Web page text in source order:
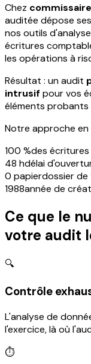
Chez
auditée dépose
nos outils
écritures
les opérations à
Résultat : un audit
intrusif pour vos
éléments probants
Notre approche en
100 %des écritures
48 hdélai
0 papierdossier de
1988année de
Ce que le
votre audit
🔍
Contrôle
L'analyse de
l'exercice, là où
⏱